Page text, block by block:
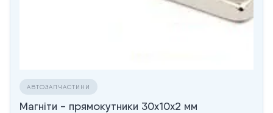
АВТОЗАПЧАСТИНИ
Магніти - прямокутники 30x10x2 мм